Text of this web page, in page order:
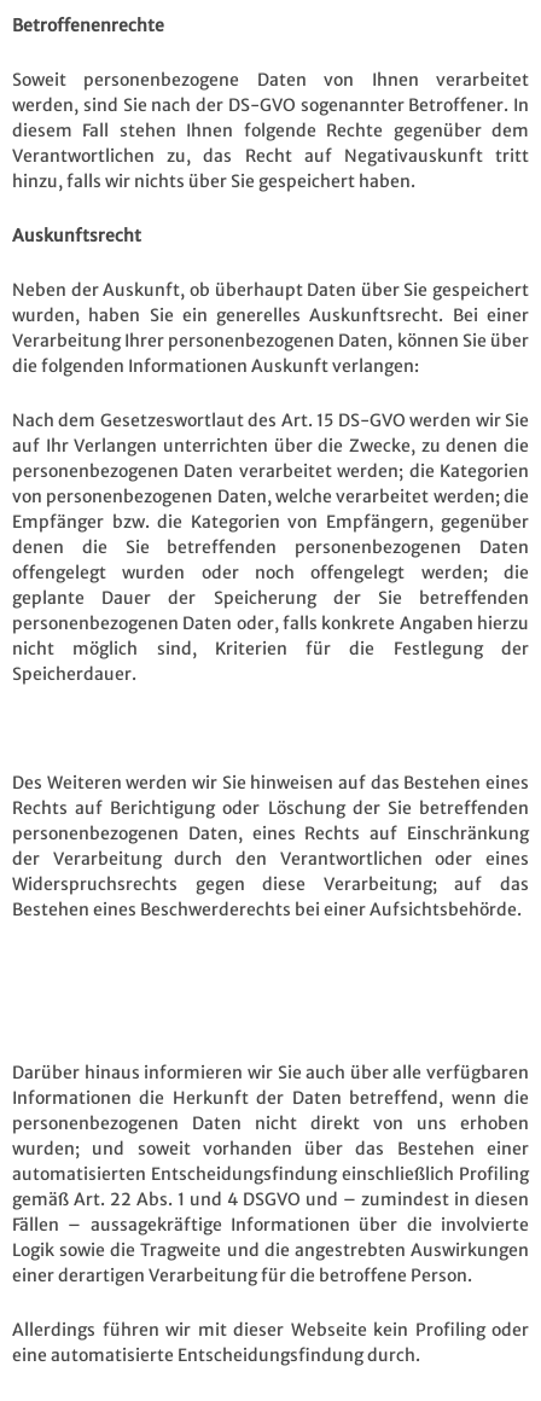
Betroffenenrechte
Soweit personenbezogene Daten von Ihnen verarbeitet
werden, sind Sie nach der DS-GVO sogenannter Betroffener. In
diesem Fall stehen Ihnen folgende Rechte gegenüber dem
Verantwortlichen zu, das Recht auf Negativauskunft tritt
hinzu, falls wir nichts über Sie gespeichert haben.
Auskunftsrecht
Neben der Auskunft, ob überhaupt Daten über Sie gespeichert
wurden, haben Sie ein generelles Auskunftsrecht. Bei einer
Verarbeitung Ihrer personenbezogenen Daten, können Sie über
die folgenden Informationen Auskunft verlangen:
Nach dem Gesetzeswortlaut des Art. 15 DS-GVO werden wir Sie
auf Ihr Verlangen unterrichten über die Zwecke, zu denen die
personenbezogenen Daten verarbeitet werden; die Kategorien
von personenbezogenen Daten, welche verarbeitet werden; die
Empfänger bzw. die Kategorien von Empfängern, gegenüber
denen die Sie betreffenden personenbezogenen Daten
offengelegt wurden oder noch offengelegt werden; die
geplante Dauer der Speicherung der Sie betreffenden
personenbezogenen Daten oder, falls konkrete Angaben hierzu
nicht möglich sind, Kriterien für die Festlegung der
Speicherdauer.
Des Weiteren werden wir Sie hinweisen auf das Bestehen eines
Rechts auf Berichtigung oder Löschung der Sie betreffenden
personenbezogenen Daten, eines Rechts auf Einschränkung
der Verarbeitung durch den Verantwortlichen oder eines
Widerspruchsrechts gegen diese Verarbeitung; auf das
Bestehen eines Beschwerderechts bei einer Aufsichtsbehörde.
Darüber hinaus informieren wir Sie auch über alle verfügbaren
Informationen die Herkunft der Daten betreffend, wenn die
personenbezogenen Daten nicht direkt von uns erhoben
wurden; und soweit vorhanden über das Bestehen einer
automatisierten Entscheidungsfindung einschließlich Profiling
gemäß Art. 22 Abs. 1 und 4 DSGVO und – zumindest in diesen
Fällen – aussagekräftige Informationen über die involvierte
Logik sowie die Tragweite und die angestrebten Auswirkungen
einer derartigen Verarbeitung für die betroffene Person.
Allerdings führen wir mit dieser Webseite kein Profiling oder
eine automatisierte Entscheidungsfindung durch.